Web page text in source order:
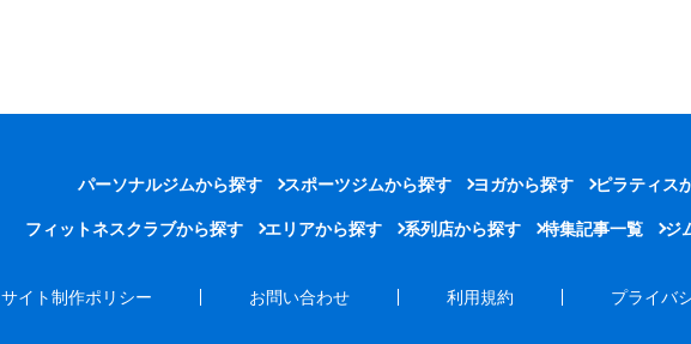
パーソナルジムから探す スポーツジムから探す ヨガから探す ピラティス
フィットネスクラブから探す エリアから探す 系列店から探す 特集記事一覧 ジ
サイト制作ポリシー お問い合わせ 利用規約 プライバ